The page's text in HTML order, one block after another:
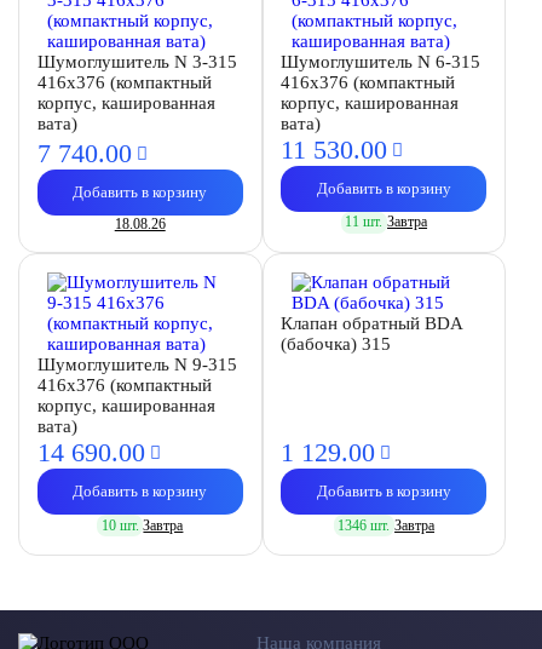
Шумоглушитель N 3-315
416х376 (компактный
корпус, кашированная
вата)
7 740.00
Добавить в корзину
18.08.26
Шумоглушитель N 6-315
416х376 (компактный
корпус, кашированная
вата)
11 530.00
Добавить в корзину
11 шт. Завтра
Шумоглушитель N 9-315
416х376 (компактный
корпус, кашированная
вата)
14 690.00
Добавить в корзину
10 шт. Завтра
Клапан обратный BDA
(бабочка) 315
1 129.00
Добавить в корзину
1346 шт. Завтра
Наша компания